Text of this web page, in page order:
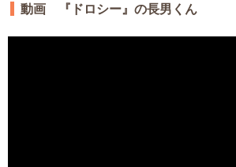
動画 『ドロシー』の長男くん